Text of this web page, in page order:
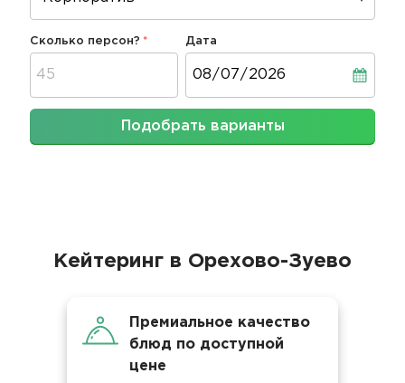
Сколько персон? Дата
Подобрать варианты
Кейтеринг в Орехово-Зуево
Премиальное качество
блюд по доступной
цене